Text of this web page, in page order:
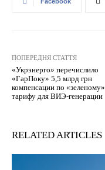
ПОПЕРЕДНЯ СТАТТЯ
«Укрэнерго» перечислило
«ГарПоку» 5,5 млрд грн
компенсации по «зеленому»
тарифу для ВИЭ-генерации
RELATED ARTICLES